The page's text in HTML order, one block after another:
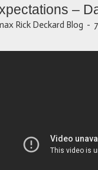
–
Rick Deckard Blog -